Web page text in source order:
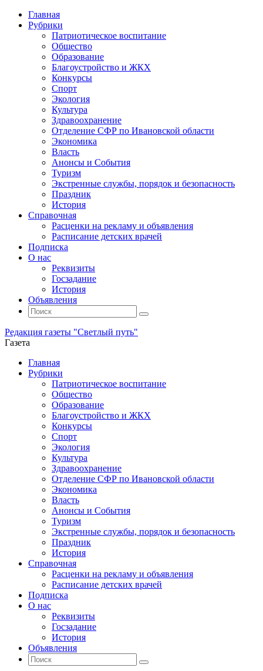
Главная
Рубрики
Патриотическое воспитание
Общество
Образование
Благоустройство и ЖКХ
Конкурсы
Спорт
Экология
Культура
Здравоохранение
Отделение СФР по Ивановской области
Экономика
Власть
Анонсы и События
Туризм
Экстренные службы, порядок и безопасность
Праздник
История
Справочная
Расценки на рекламу и объявления
Расписание детских врачей
Подписка
О нас
Реквизиты
Госзадание
История
Объявления
Поиск
Искать:
Поиск
Редакция газеты "Светлый путь"
Газета
Промотать
содержимому
Главная
Рубрики
Патриотическое воспитание
Общество
Образование
Благоустройство и ЖКХ
Конкурсы
Спорт
Экология
Культура
Здравоохранение
Отделение СФР по Ивановской области
Экономика
Власть
Анонсы и События
Туризм
Экстренные службы, порядок и безопасность
Праздник
История
Справочная
Расценки на рекламу и объявления
Расписание детских врачей
Подписка
О нас
Реквизиты
Госзадание
История
Объявления
Поиск
Искать:
Поиск